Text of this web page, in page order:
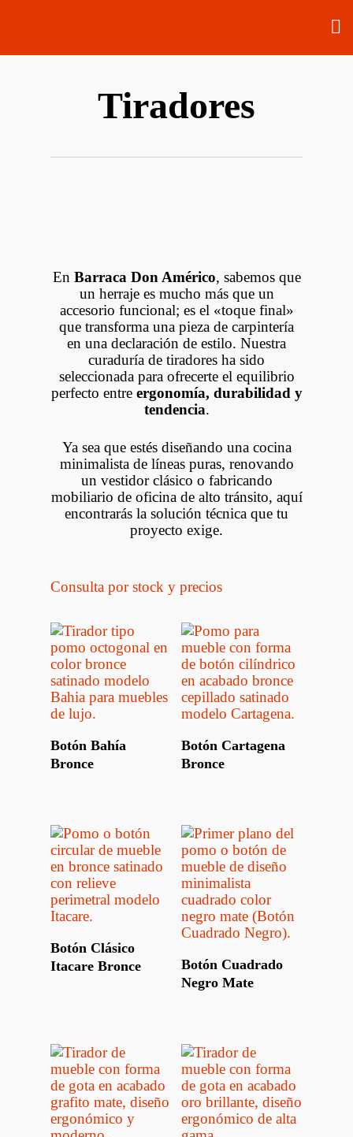
Tiradores
En Barraca Don Américo, sabemos que
un herraje es mucho más que un
accesorio funcional; es el «toque final»
que transforma una pieza de carpintería
en una declaración de estilo. Nuestra
curaduría de tiradores ha sido
seleccionada para ofrecerte el equilibrio
perfecto entre ergonomía, durabilidad y
tendencia.
Ya sea que estés diseñando una cocina
minimalista de líneas puras, renovando
un vestidor clásico o fabricando
mobiliario de oficina de alto tránsito, aquí
encontrarás la solución técnica que tu
proyecto exige.
Consulta por stock y precios
Leer Más
Botón Bahía
Bronce
Leer Más
Botón Cartagena
Bronce
Leer Más
Botón Clásico
Itacare Bronce
Leer Más
Botón Cuadrado
Negro Mate